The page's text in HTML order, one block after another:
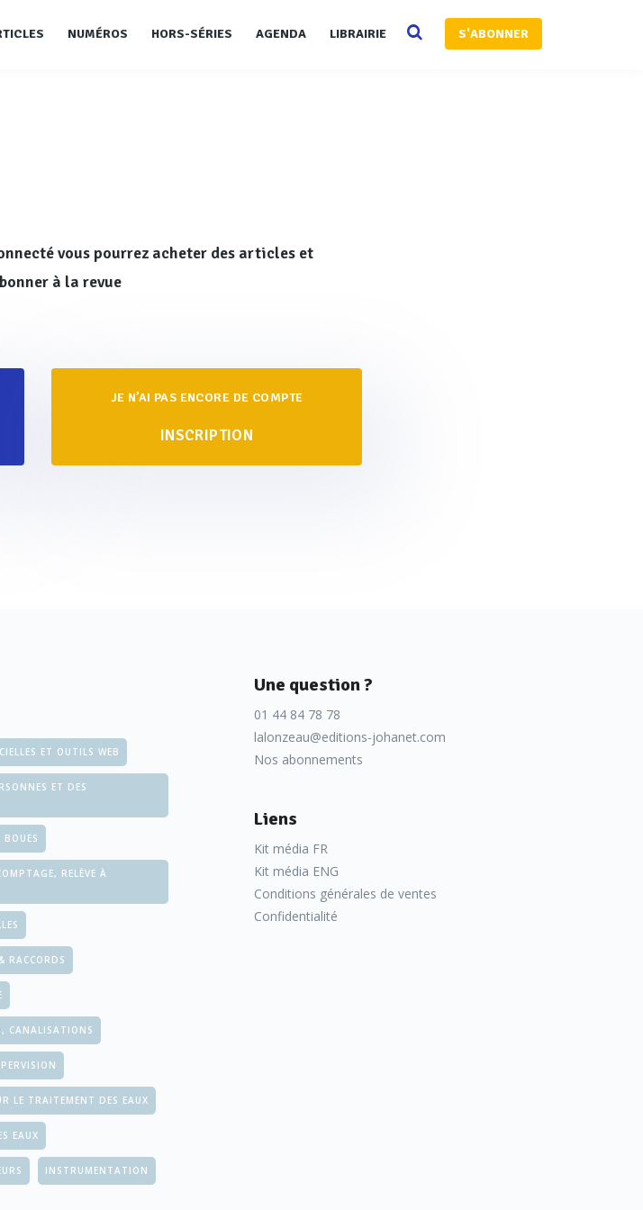
NUMÉROS HORS-SÉRIES AGENDA LIBRAIRIE S'ABONNER
vous pourrez acheter des articles et
à la revue
JE N’AI PAS ENCORE DE COMPTE
INSCRIPTION
ET OUTILS WEB
ET DES
RELÈVE À
RACCORDS
CANALISATIONS
LE TRAITEMENT DES EAUX
EAUX
INSTRUMENTATION
Une question ?
01 44 84 78 78
lalonzeau@editions-johanet.com
Nos abonnements
Liens
Kit média FR
Kit média ENG
Conditions générales de ventes
Confidentialité